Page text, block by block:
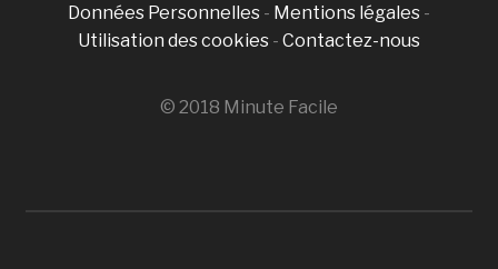
Données Personnelles - Mentions légales -
Utilisation des cookies - Contactez-nous
© 2018 Minute Facile